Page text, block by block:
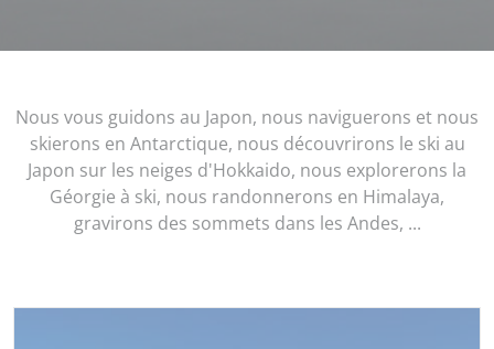
Nous vous guidons au Japon, nous naviguerons et nous
skierons en Antarctique, nous découvrirons le ski au
Japon sur les neiges d'Hokkaido, nous explorerons la
Géorgie à ski, nous randonnerons en Himalaya,
gravirons des sommets dans les Andes, ...